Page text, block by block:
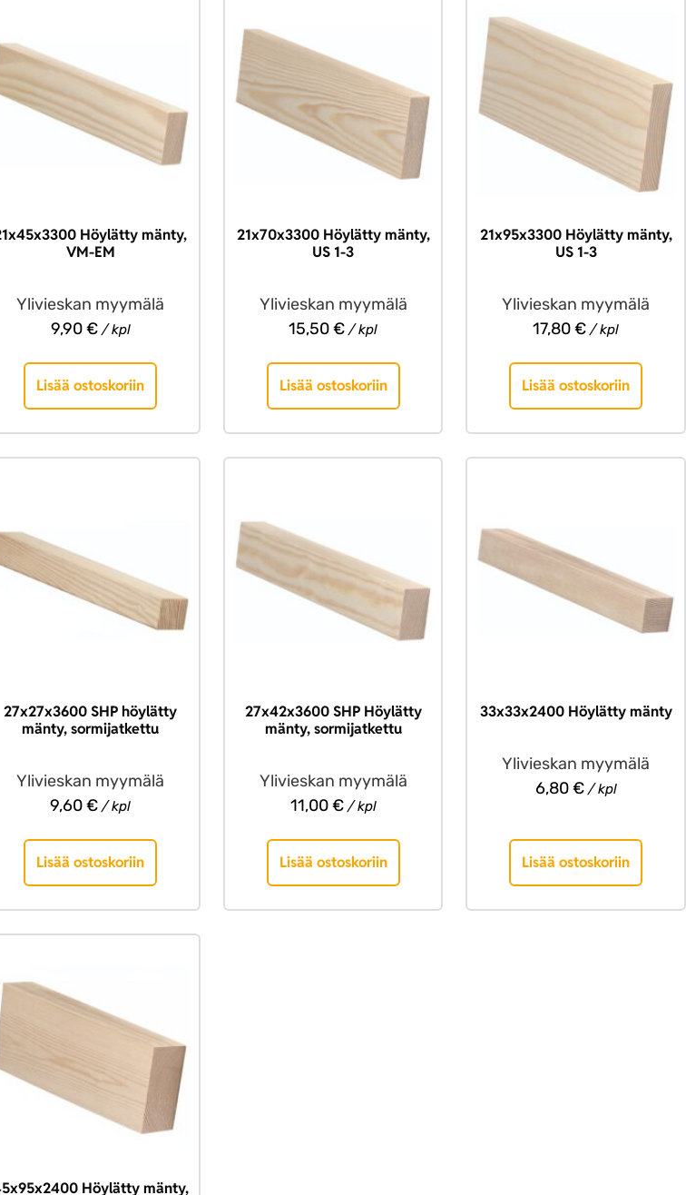
Höylätty mänty,
VM-EM
Ylivieskan myymälä
9,90€/ kpl
Lisää ostoskoriin
21x70x3300 Höylätty mänty,
US 1-3
Ylivieskan myymälä
15,50€ / kpl
Lisää ostoskoriin
21x95x3300 Höylätty mänty,
US 1-3
Ylivieskan myymälä
17,80€ / kpl
Lisää ostoskoriin
27x27x3600 SHP höylätty
mänty, sormijatkettu
Ylivieskan myymälä
9,60€ / kpl
Lisää ostoskoriin
27x42x3600 SHP Höylätty
mänty, sormijatkettu
Ylivieskan myymälä
11,00€/ kpl
Lisää ostoskoriin
33x33x2400 Höylätty mänty
Ylivieskan myymälä
6,80€/ kpl
Lisää ostoskoriin
Höylätty mänty,